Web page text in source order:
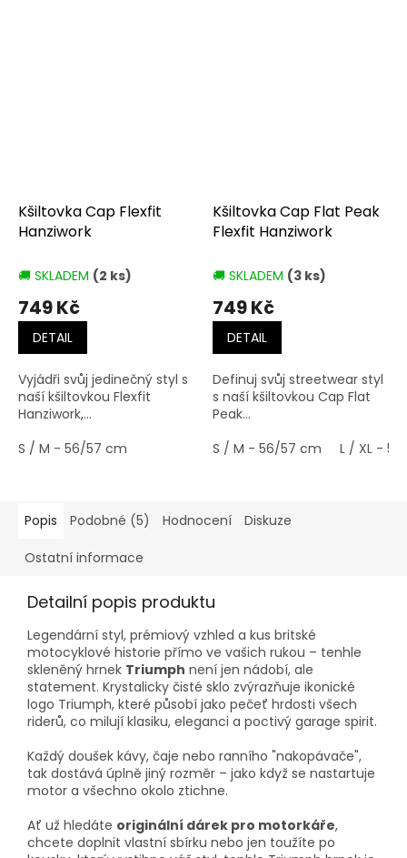
Kšiltovka Cap Flexfit
Hanziwork
🚚 SKLADEM (2 ks)
749 Kč
DETAIL
Vyjádři svůj jedinečný styl s
naší kšiltovkou Flexfit
Hanziwork,...
S / M - 56/57 cm
Kšiltovka Cap Flat Peak
Flexfit Hanziwork
🚚 SKLADEM (3 ks)
749 Kč
DETAIL
Definuj svůj streetwear styl
s naší kšiltovkou Cap Flat
Peak...
S / M - 56/57 cm
L / XL -
Popis Podobné (5) Hodnocení Diskuze
Ostatní informace
Detailní popis produktu
Legendární styl, prémiový vzhled a kus britské
motocyklové historie přímo ve vašich rukou – tenhle
skleněný hrnek Triumph není jen nádobí, ale
statement. Krystalicky čisté sklo zvýrazňuje ikonické
logo Triumph, které působí jako pečeť hrdosti všech
riderů, co milují klasiku, eleganci a poctivý garage spirit.
Každý doušek kávy, čaje nebo ranního "nakopávače",
tak dostává úplně jiný rozměr – jako když se nastartuje
motor a všechno okolo ztichne.
Ať už hledáte originální dárek pro motorkáře,
chcete doplnit vlastní sbírku nebo jen toužíte po